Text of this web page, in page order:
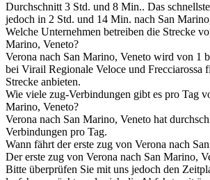
Durchschnitt 3 Std. und 8 Min.. Das
jedoch in 2 Std. und 14 Min. nach San
Welche Unternehmen betreiben die Strecke
Marino, Veneto?
Verona nach San Marino, Veneto wird von 1
bei Virail Regionale Veloce und Frecciarossa
Strecke anbieten.
Wie viele zug-Verbindungen gibt es pro Tag
Marino, Veneto?
Verona nach San Marino, Veneto hat
Verbindungen pro Tag.
Wann fährt der erste zug von Verona nach
Der erste zug von Verona nach San Marino,
Bitte überprüfen Sie mit uns jedoch den